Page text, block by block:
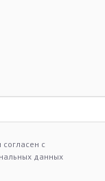
согласен с
данных